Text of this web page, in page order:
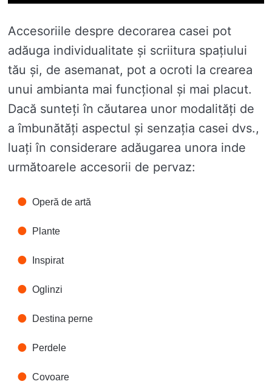
Accesoriile despre decorarea casei pot
adăuga individualitate și scriitura spațiului
tău și, de asemanat, pot a ocroti la crearea
unui ambianta mai funcțional și mai placut.
Dacă sunteți în căutarea unor modalități de
a îmbunătăți aspectul și senzația casei dvs.,
luați în considerare adăugarea unora inde
următoarele accesorii de pervaz:
Operă de artă
Plante
Inspirat
Oglinzi
Destina perne
Perdele
Covoare